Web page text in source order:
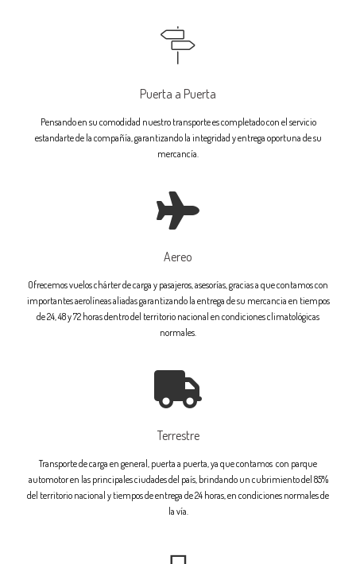
Puerta a Puerta
Pensando en su comodidad nuestro transporte es completado con el servicio
estandarte de la compañía, garantizando la integridad y entrega oportuna de su
mercancía.
Aereo
Ofrecemos vuelos chárter de carga y pasajeros, asesorías, gracias a que contamos con
importantes aerolíneas aliadas garantizando la entrega de su mercancia en tiempos
de 24, 48 y 72 horas dentro del territorio nacional en condiciones climatológicas
normales.
Terrestre
Transporte de carga en general, puerta a puerta, ya que contamos con parque
automotor en las principales ciudades del país, brindando un cubrimiento del 85%
del territorio nacional y tiempos de entrega de 24 horas, en condiciones normales de
la vía.